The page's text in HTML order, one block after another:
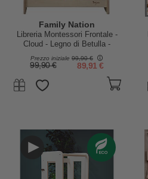
Family Nation
Libreria Montessori Frontale -
Cloud - Legno di Betulla -
Prezzo iniziale 99,90 €
99,90 € 89,91 €